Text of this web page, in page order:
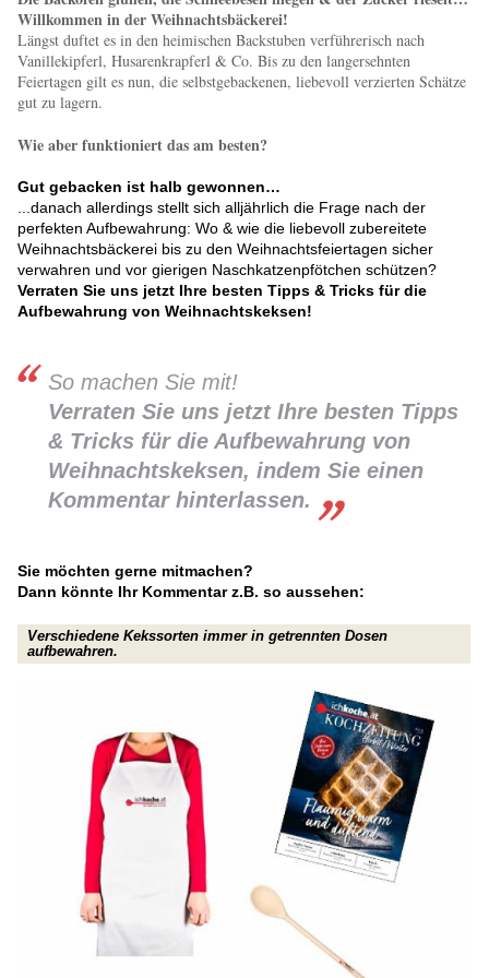
Willkommen in der Weihnachtsbäckerei!
Längst duftet es in den heimischen Backstuben verführerisch nach
Vanillekipferl, Husarenkrapferl & Co. Bis zu den langersehnten
Feiertagen gilt es nun, die selbstgebackenen, liebevoll verzierten Schätze
gut zu lagern.
Wie aber funktioniert das am besten?
Gut gebacken ist halb gewonnen…
...danach allerdings stellt sich alljährlich die Frage nach der
perfekten Aufbewahrung: Wo & wie die liebevoll zubereitete
Weihnachtsbäckerei bis zu den Weihnachtsfeiertagen sicher
verwahren und vor gierigen Naschkatzenpfötchen schützen?
Verraten Sie uns jetzt Ihre besten Tipps & Tricks für die
Aufbewahrung von Weihnachtskeksen!
So machen Sie mit!
Verraten Sie uns jetzt Ihre besten Tipps
& Tricks für die Aufbewahrung von
Weihnachtskeksen, indem Sie einen
Kommentar hinterlassen.
Sie möchten gerne mitmachen?
Dann könnte Ihr Kommentar z.B. so aussehen:
Verschiedene Kekssorten immer in getrennten Dosen
aufbewahren.